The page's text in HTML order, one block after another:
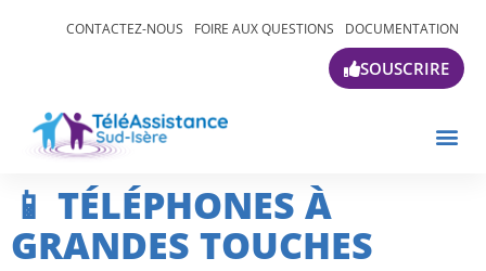
CONTACTEZ-NOUS FOIRE AUX QUESTIONS DOCUMENTATION
SOUSCRIRE
📱 TÉLÉPHONES À
GRANDES TOUCHES